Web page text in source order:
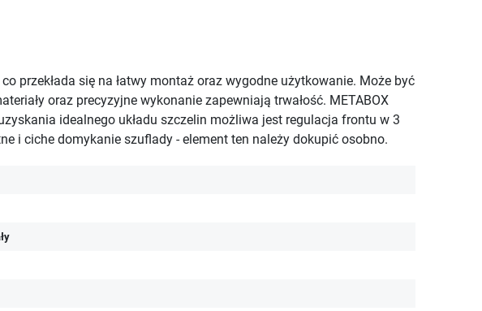
przekłada się na łatwy montaż oraz wygodne użytkowanie. Może być
oraz precyzyjne wykonanie zapewniają trwałość. METABOX
idealnego układu szczelin możliwa jest regulacja frontu w 3
i ciche domykanie szuflady - element ten należy dokupić osobno.